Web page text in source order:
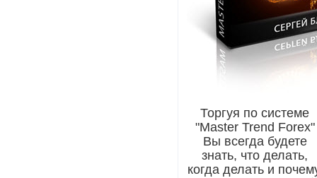
Торгуя по системе
"Master Trend Forex"
Вы всегда будете
знать, что делать,
когда делать и